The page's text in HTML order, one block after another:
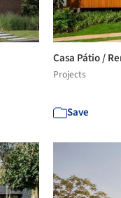
Casa Pátio /
Projects
Save